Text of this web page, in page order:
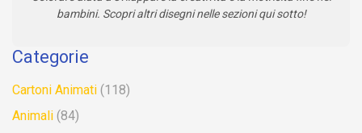
bambini. Scopri altri disegni nelle sezioni qui sotto!
Categorie
Cartoni Animati (118)
Animali (84)